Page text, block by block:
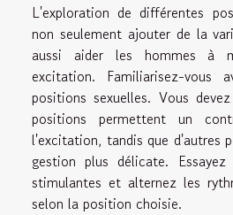
L'exploration de différentes
non seulement ajouter de la
aussi aider les hommes à
excitation. Familiarisez-vous
positions sexuelles. Vous
positions permettent un
l'excitation, tandis que d'autres
gestion plus délicate.
stimulantes et alternez les
selon la position choisie.